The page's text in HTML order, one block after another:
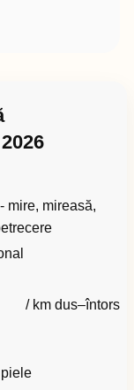
mire, mireasă,
/ km dus–întors